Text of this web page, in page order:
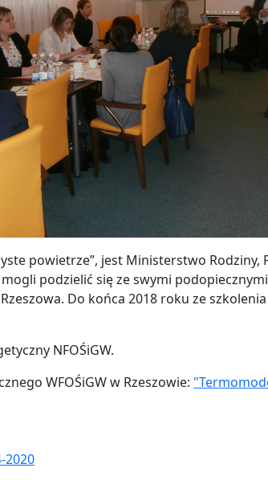
powietrze”, jest Ministerstwo Rodziny,
podzielić się ze swymi
Do końca 2018 roku ze
NFOŚiGW.
WFOŚiGW w Rzeszowie:
2020